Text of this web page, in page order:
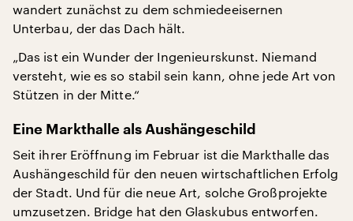
wandert zunächst zu dem schmiedeeisernen
Unterbau, der das Dach hält.
„Das ist ein Wunder der Ingenieurskunst. Niemand
versteht, wie es so stabil sein kann, ohne jede Art von
Stützen in der Mitte.“
Eine Markthalle als Aushängeschild
Seit ihrer Eröffnung im Februar ist die Markthalle das
Aushängeschild für den neuen wirtschaftlichen Erfolg
der Stadt. Und für die neue Art, solche Großprojekte
umzusetzen. Bridge hat den Glaskubus entworfen.